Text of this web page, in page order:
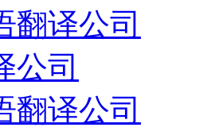
翻译公司
公司
翻译公司